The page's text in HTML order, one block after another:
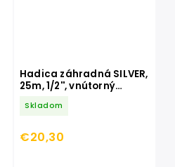
Hadica záhradná SILVER,
25m, 1/2'', vnútorný
Skladom
€20,30